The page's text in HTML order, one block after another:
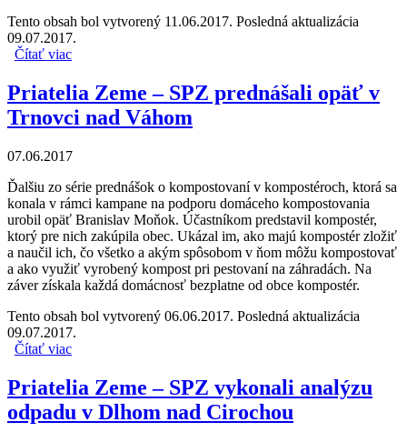
Tento obsah bol vytvorený 11.06.2017. Posledná aktualizácia
09.07.2017.
Čítať viac
Priatelia Zeme – SPZ prednášali opäť v
Trnovci nad Váhom
07.06.2017
Ďalšiu zo série prednášok o kompostovaní v kompostéroch, ktorá sa
konala v rámci kampane na podporu domáceho kompostovania
urobil opäť Branislav Moňok. Účastníkom predstavil kompostér,
ktorý pre nich zakúpila obec. Ukázal im, ako majú kompostér zložiť
a naučil ich, čo všetko a akým spôsobom v ňom môžu kompostovať
a ako využiť vyrobený kompost pri pestovaní na záhradách. Na
záver získala každá domácnosť bezplatne od obce kompostér.
Tento obsah bol vytvorený 06.06.2017. Posledná aktualizácia
09.07.2017.
Čítať viac
Priatelia Zeme – SPZ vykonali analýzu
odpadu v Dlhom nad Cirochou